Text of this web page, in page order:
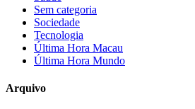
Sem categoria
Sociedade
Tecnologia
Última Hora Macau
Última Hora Mundo
Arquivo